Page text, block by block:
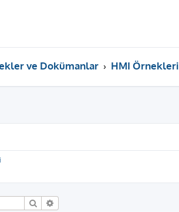
ve Dokümanlar HMI Örnekleri
Ara